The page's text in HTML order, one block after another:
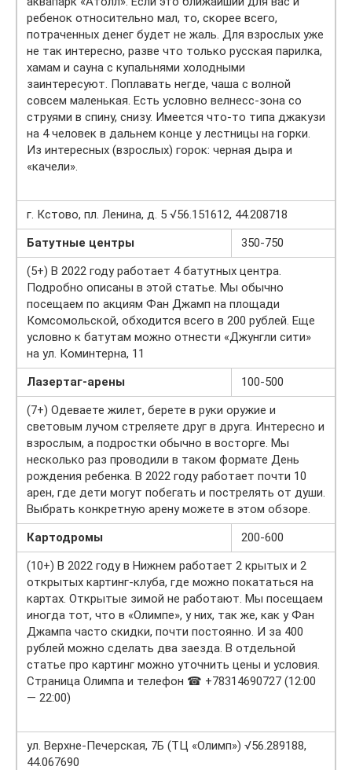
ребенок относительно мал, то, скорее всего,
потраченных денег будет не жаль. Для взрослых уже
не так интересно, разве что только русская парилка,
хамам и сауна с купальнями холодными
заинтересуют. Поплавать негде, чаша с волной
совсем маленькая. Есть условно велнесс-зона со
струями в спину, снизу. Имеется что-то типа джакузи
на 4 человек в дальнем конце у лестницы на горки.
Из интересных (взрослых) горок: черная дыра и
«качели».
г. Кстово, пл. Ленина, д. 5 √56.151612, 44.208718
Батутные центры
350-750
(5+) В 2022 году работает 4 батутных центра.
Подробно описаны в этой статье. Мы обычно
посещаем по акциям Фан Джамп на площади
Комсомольской, обходится всего в 200 рублей. Еще
условно к батутам можно отнести «Джунгли сити»
на ул. Коминтерна, 11
Лазертаг-арены
100-500
(7+) Одеваете жилет, берете в руки оружие и
световым лучом стреляете друг в друга. Интересно и
взрослым, а подростки обычно в восторге. Мы
несколько раз проводили в таком формате День
рождения ребенка. В 2022 году работает почти 10
арен, где дети могут побегать и пострелять от души.
Выбрать конкретную арену можете в этом обзоре.
Картодромы
200-600
(10+) В 2022 году в Нижнем работает 2 крытых и 2
открытых картинг-клуба, где можно покататься на
картах. Открытые зимой не работают. Мы посещаем
иногда тот, что в «Олимпе», у них, так же, как у Фан
Джампа часто скидки, почти постоянно. И за 400
рублей можно сделать два заезда. В отдельной
статье про картинг можно уточнить цены и условия.
Страница Олимпа и телефон ☎ +78314690727 (12:00
— 22:00)
ул. Верхне-Печерская, 7Б (ТЦ «Олимп») √56.289188,
44.067690